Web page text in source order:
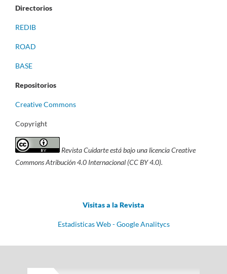
Directorios
REDIB
ROAD
BASE
Repositorios
Creative Commons
Copyright
Revista Cuidarte está bajo una licencia Creative
Commons Atribución 4.0 Internacional (CC BY 4.0).
Visitas a la Revista
Estadisticas Web - Google Analitycs